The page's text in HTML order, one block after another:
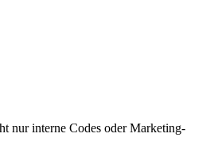
nur interne Codes oder Marketing-